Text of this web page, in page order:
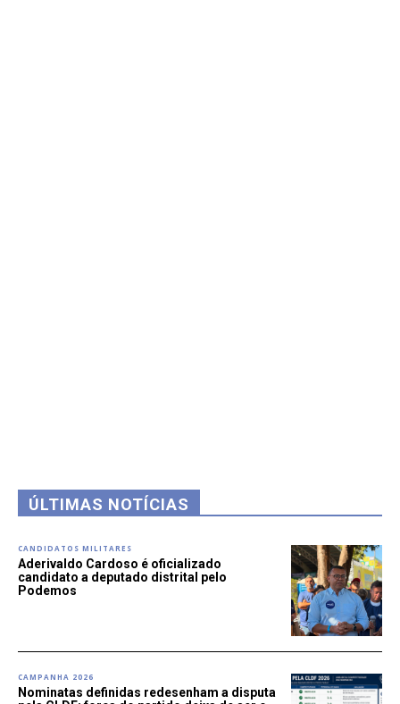
ÚLTIMAS NOTÍCIAS
CANDIDATOS MILITARES
Aderivaldo Cardoso é oficializado
candidato a deputado distrital pelo
Podemos
CAMPANHA 2026
Nominatas definidas redesenham a disputa